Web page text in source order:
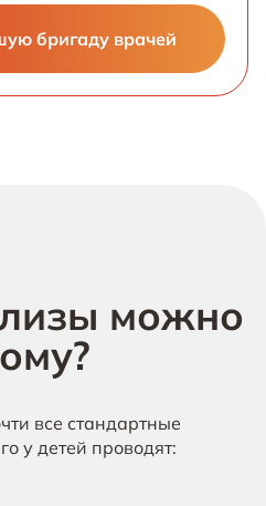
бригаду врачей
можно
все стандартные
у детей проводят: